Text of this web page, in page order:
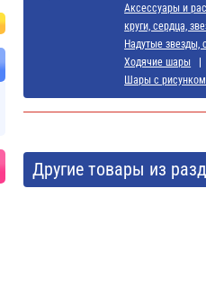
Аксессуары и
круги, сердца,
Надутые звезды,
Ходячие шары
Шары с рисунком
Другие товары из